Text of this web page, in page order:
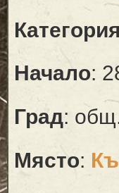
Категория
Начало:
Град:
Място: